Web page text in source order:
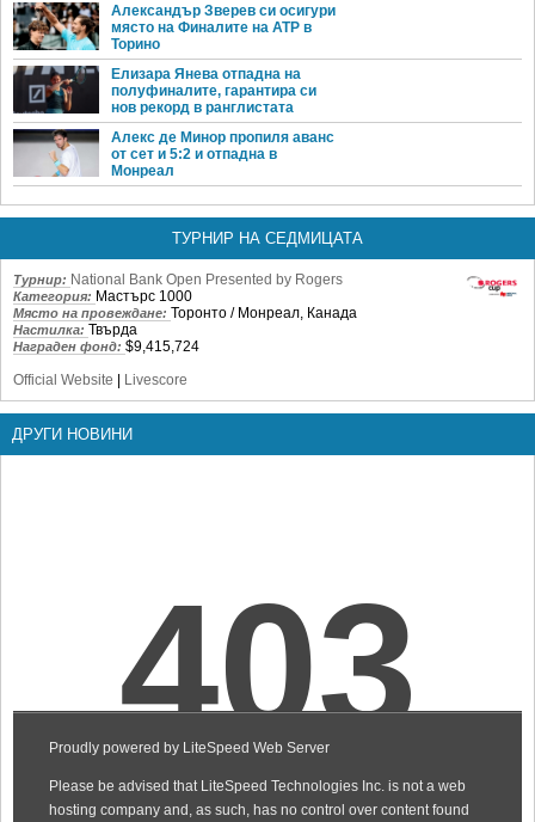
Александър Зверев си осигури
място на Финалите на ATP в
Торино
Елизара Янева отпадна на
полуфиналите, гарантира си
нов рекорд в ранглистата
Алекс де Минор пропиля аванс
от сет и 5:2 и отпадна в
Монреал
ТУРНИР НА СЕДМИЦАТА
Турнир: National Bank Open Presented by Rogers
Категория: Мастърс 1000
Място на провеждане: Торонто / Монреал, Канада
Настилка: Твърда
Награден фонд: $9,415,724
Official Website | Livescore
ДРУГИ НОВИНИ